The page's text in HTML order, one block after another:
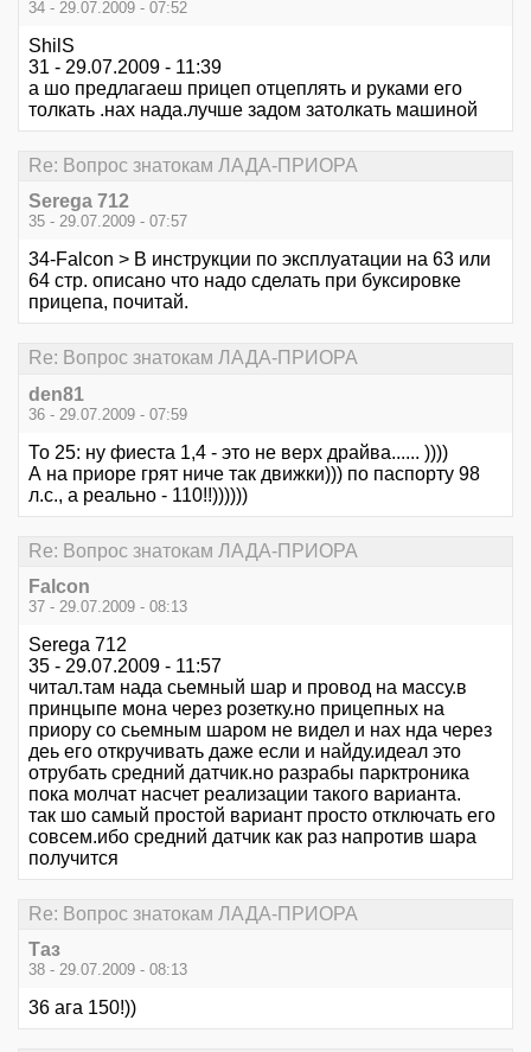
34 - 29.07.2009 - 07:52
ShilS
31 - 29.07.2009 - 11:39
а шо предлагаеш прицеп отцеплять и руками его
толкать .нах нада.лучше задом затолкать машиной
Re: Вопрос знатокам ЛАДА-ПРИОРА
Serega 712
35 - 29.07.2009 - 07:57
34-Falcon > В инструкции по эксплуатации на 63 или
64 стр. описано что надо сделать при буксировке
прицепа, почитай.
Re: Вопрос знатокам ЛАДА-ПРИОРА
den81
36 - 29.07.2009 - 07:59
То 25: ну фиеста 1,4 - это не верх драйва...... ))))
А на приоре грят ниче так движки))) по паспорту 98
л.с., а реально - 110!!))))))
Re: Вопрос знатокам ЛАДА-ПРИОРА
Falcon
37 - 29.07.2009 - 08:13
Serega 712
35 - 29.07.2009 - 11:57
читал.там нада сьемный шар и провод на массу.в
принцыпе мона через розетку.но прицепных на
приору со сьемным шаром не видел и нах нда через
деь его откручивать даже если и найду.идеал это
отрубать средний датчик.но разрабы парктроника
пока молчат насчет реализации такого варианта.
так шо самый простой вариант просто отключать его
совсем.ибо средний датчик как раз напротив шара
получится
Re: Вопрос знатокам ЛАДА-ПРИОРА
Таз
38 - 29.07.2009 - 08:13
36 ага 150!))